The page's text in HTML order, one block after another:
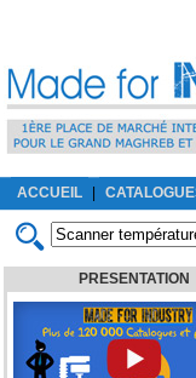
ACCUEIL
PRESENTATION